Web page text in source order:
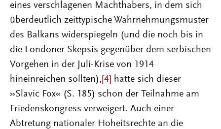
eines verschlagenen Machthabers, in dem sich
überdeutlich zeittypische Wahrnehmungsmuster
des Balkans widerspiegeln (und die noch bis in
die Londoner Skepsis gegenüber dem serbischen
Vorgehen in der Juli-Krise von 1914
hineinreichen sollten), [4] hatte sich dieser
»Slavic Fox« (S. 185) schon der Teilnahme am
Friedenskongress verweigert. Auch einer
Abtretung nationaler Hoheitsrechte an die